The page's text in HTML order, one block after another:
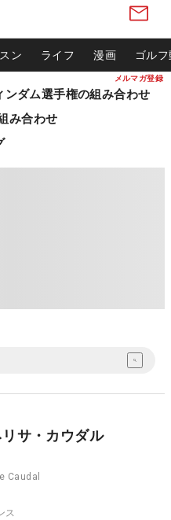
メルマガ登録
ン ライフ 漫画 ゴル
ダム選手権の組み合わせ
み合わせ
サ・カウダル
Caudal
ス